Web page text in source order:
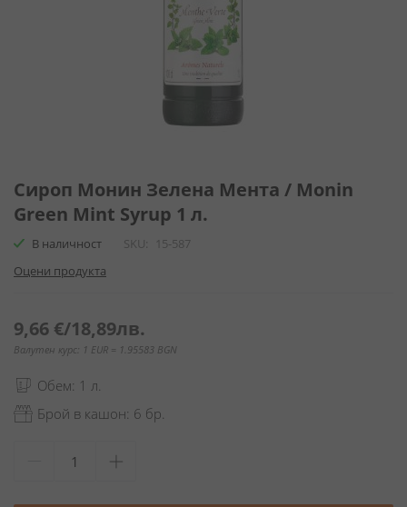
към
началото
на
галерия
снимки
Сироп Монин Зелена Мента / Monin
Green Mint Syrup 1 л.
В наличност SKU
15-587
Оцени продукта
9,66 €/18,89лв.
Валутен курс: 1 EUR = 1.95583 BGN
Обем: 1 л.
Брой в кашон: 6 бр.